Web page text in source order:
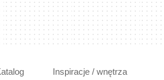
Inspiracje / wnętrza